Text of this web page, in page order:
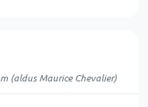
(aldus Maurice Chevalier)